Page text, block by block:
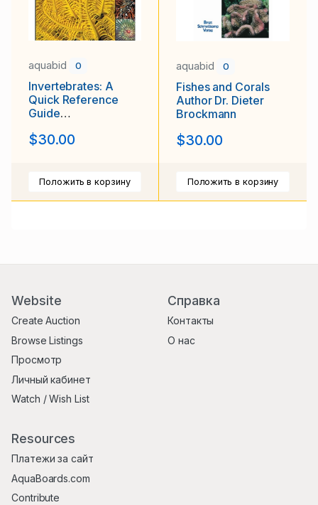
aquabid 0
Invertebrates: A
Quick Reference
Guide
Series)
$30.00
Положить в корзину
aquabid 0
Fishes and Corals
Author Dr. Dieter
Brockmann
$30.00
Положить в корзину
Website
Create Auction
Browse Listings
Просмотр
Личный кабинет
Watch / Wish List
Справка
Контакты
О нас
Resources
Платежи за сайт
AquaBoards.com
Contribute